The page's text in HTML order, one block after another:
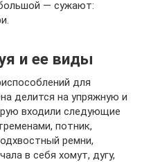
— сужают:
и ее виды
для
делится на упряжную и
входили следующие
потник,
ремни,
в себя хомут, дугу,